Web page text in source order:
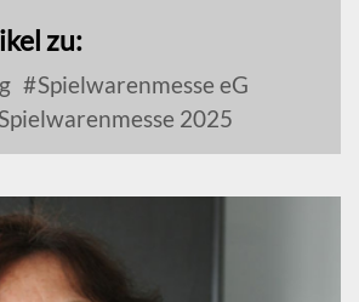
zu:
Spielwarenmesse eG
2025